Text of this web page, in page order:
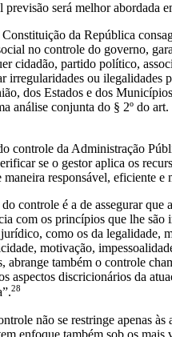
será melhor abordada
da República
no controle do governo,
cidadão, partido político,
irregularidades ou ilegalidades
dos Estados e dos
análise conjunta do § 2º do
controle da Administração
se o gestor aplica os
maneira responsável, eficiente e
controle é a de assegurar que
com os princípios que lhe são
como os da legalidade,
motivação,
abrange também o controle
aspectos discricionários da
28
não se restringe apenas às
enfoque também sob os mais